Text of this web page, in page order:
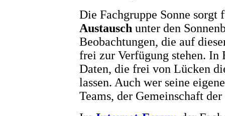
Die Fachgruppe Sonne sorgt
Austausch unter den
Beobachtungen, die auf
frei zur Verfügung stehen. In
Daten, die frei von Lücken
lassen. Auch wer seine
Teams, der Gemeinschaft